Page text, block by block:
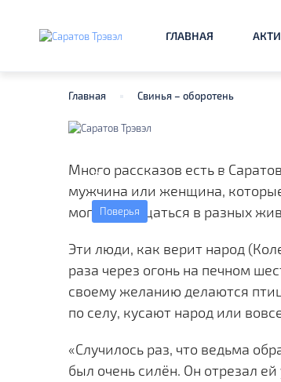
ГЛАВНАЯ
Главная Свинья – оборотень
Рассказы крестьян
Поверья
Много рассказов есть в
мужчина или женщина,
могут обращаться в разных
Эти люди, как верит народ
раза через огонь на печном
своему желанию делаются
по селу, кусают народ или
«Случилось раз, что ведьма
был очень силён. Он отрезал